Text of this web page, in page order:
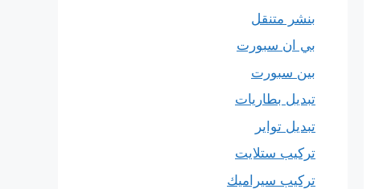
بنشر متنقل
بي ان سبورت
بين سبورت
تبديل بطاريات
تبديل تواير
تركيب ستلايت
تركيب سيراميك